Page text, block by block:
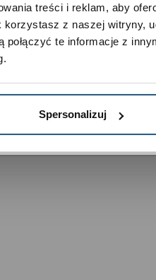
treści i reklam, aby
z naszej witryny,
te informacje z
Spersonalizuj
cookie w celach
w tym aby analizować
działanie oraz zapamiętywać
SIĘ WIĘCEJ PRZEJDŹ